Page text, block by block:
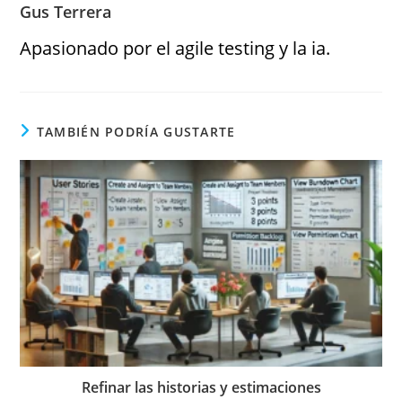
Gus Terrera
Apasionado por el agile testing y la ia.
TAMBIÉN PODRÍA GUSTARTE
Refinar las historias y estimaciones